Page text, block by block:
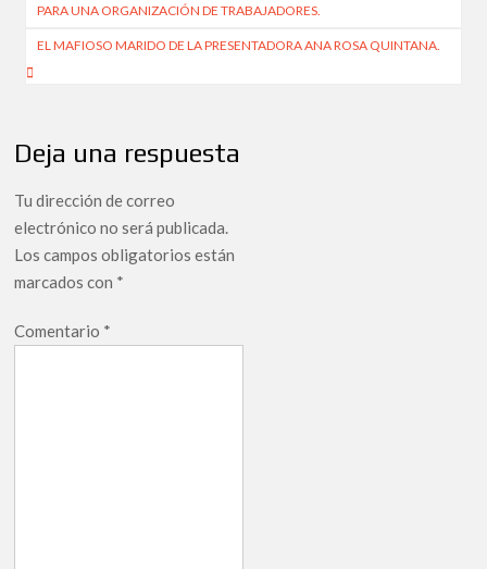
entradas
PARA UNA ORGANIZACIÓN DE TRABAJADORES.
EL MAFIOSO MARIDO DE LA PRESENTADORA ANA ROSA QUINTANA.
Deja una respuesta
Tu dirección de correo
electrónico no será publicada.
Los campos obligatorios están
marcados con *
Comentario *